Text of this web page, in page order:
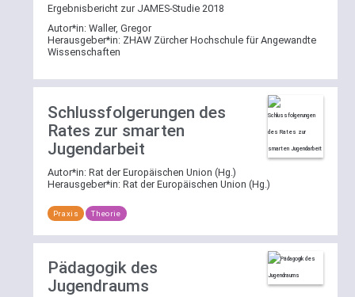
Ergebnisbericht zur JAMES-Studie 2018
Autor*in: Waller, Gregor
Herausgeber*in: ZHAW Zürcher Hochschule für Angewandte
Wissenschaften
Schlussfolgerungen des
Rates zur smarten
Jugendarbeit
Autor*in: Rat der Europäischen Union (Hg.)
Herausgeber*in: Rat der Europäischen Union (Hg.)
Praxis Theorie
Pädagogik des
Jugendraums